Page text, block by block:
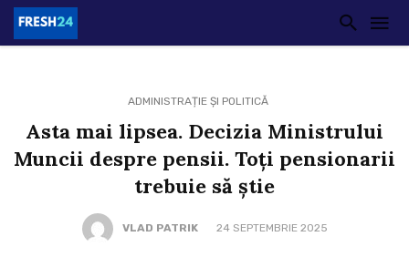
ADMINISTRAȚIE ȘI POLITICĂ
Asta mai lipsea. Decizia Ministrului
Muncii despre pensii. Toți pensionarii
trebuie să știe
VLAD PATRIK 24 SEPTEMBRIE 2025